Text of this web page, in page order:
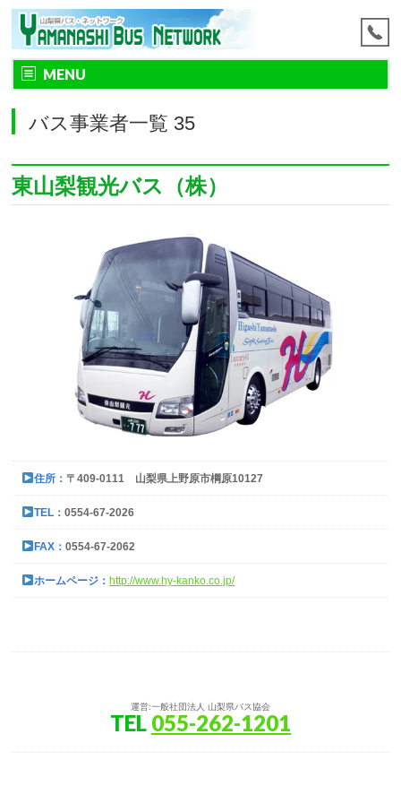
MENU
バス事業者一覧 35
東山梨観光バス（株）
住所：〒409-0111 山梨県上野原市棡原10127
TEL：0554-67-2026
FAX：0554-67-2062
ホームページ：http://www.hy-kanko.co.jp/
運営:一般社団法人 山梨県バス協会
TEL 055-262-1201